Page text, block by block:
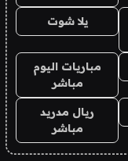
يلا شوت
مباريات اليوم
مباشر
ريال مدريد
مباشر